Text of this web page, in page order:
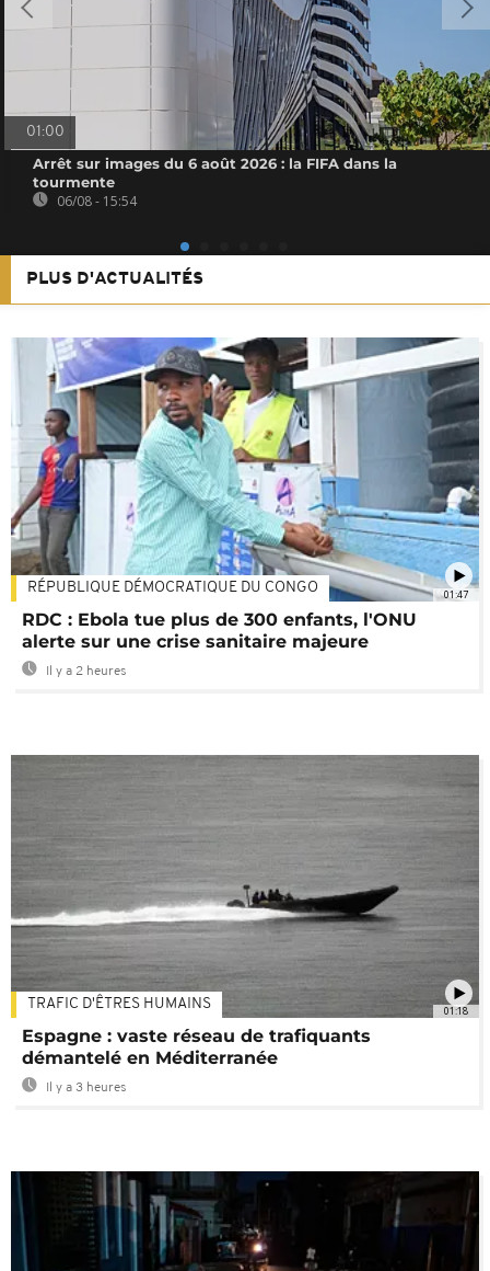
01:00
Arrêt sur images du 6 août 2026 : la FIFA dans la
tourmente
06/08 - 15:54
PLUS D'ACTUALITÉS
01:47
RÉPUBLIQUE DÉMOCRATIQUE DU CONGO
RDC : Ebola tue plus de 300 enfants, l'ONU
alerte sur une crise sanitaire majeure
Il y a 2 heures
01:18
TRAFIC D'ÊTRES HUMAINS
Espagne : vaste réseau de trafiquants
démantelé en Méditerranée
Il y a 3 heures